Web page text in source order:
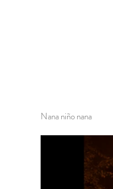
Nana niño nana